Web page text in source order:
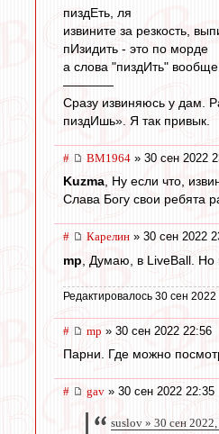
пиздЕть, ля
извините за резкость,
пИзидить - это по морде
а слова "пиздИть" вообще
————
Сразу извиняюсь у дам.
пиздИшь». Я так привык.
# BM1964 » 30 сен 2022
Kuzma, Ну если что,
Слава Богу свои ребята
# Карелин » 30 сен 2022
mp , Думаю, в LiveBall. Но
Редактировалось 30 сен
# mp » 30 сен 2022 22:56
Парни. Где можно
# gav » 30 сен 2022 22:35
suslov » 30 сен